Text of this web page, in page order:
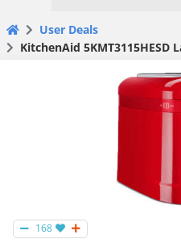
User Deals
KitchenAid 5KMT3115HESD
168